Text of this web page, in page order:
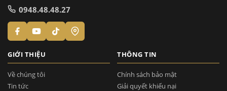
0948.48.48.27
GIỚI THIỆU
Về chúng tôi
Tin tức
THÔNG TIN
Chính sách bảo mật
Giải quyết khiếu nại